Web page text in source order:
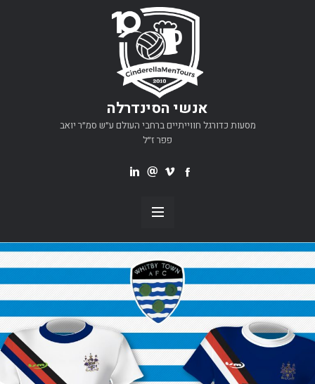
אנשי הסינדרלה
מסעות כדורגל חווייתיים ברחבי העולם ע״ש סמ״ר יואב
פפר ז״ל